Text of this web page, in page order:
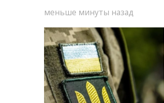
меньше минуты назад